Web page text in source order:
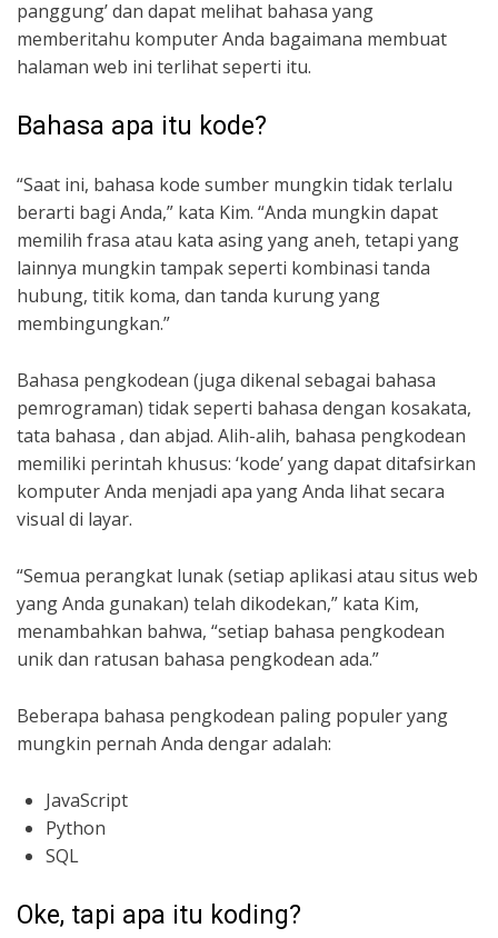
panggung’ dan dapat melihat bahasa yang
memberitahu komputer Anda bagaimana membuat
halaman web ini terlihat seperti itu.
Bahasa apa itu kode?
“Saat ini, bahasa kode sumber mungkin tidak terlalu
berarti bagi Anda,” kata Kim. “Anda mungkin dapat
memilih frasa atau kata asing yang aneh, tetapi yang
lainnya mungkin tampak seperti kombinasi tanda
hubung, titik koma, dan tanda kurung yang
membingungkan.”
Bahasa pengkodean (juga dikenal sebagai bahasa
pemrograman) tidak seperti bahasa dengan kosakata,
tata bahasa , dan abjad. Alih-alih, bahasa pengkodean
memiliki perintah khusus: ‘kode’ yang dapat ditafsirkan
komputer Anda menjadi apa yang Anda lihat secara
visual di layar.
“Semua perangkat lunak (setiap aplikasi atau situs web
yang Anda gunakan) telah dikodekan,” kata Kim,
menambahkan bahwa, “setiap bahasa pengkodean
unik dan ratusan bahasa pengkodean ada.”
Beberapa bahasa pengkodean paling populer yang
mungkin pernah Anda dengar adalah:
JavaScript
Python
SQL
Oke, tapi apa itu koding?